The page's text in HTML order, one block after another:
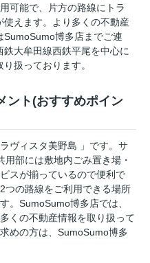
可能で、片方の路線にトラ
使えます。より多くの不動産
博多店までご連
大牟田線西鉄平尾を中心に
扱っております。
ント(おすすめポイン
ヴィスタ美野島 」です。サ
部には敷地内ごみ置き場・
スが揃っているので便利で
つの路線をご利用できる場所
。SumoSumo博多店では、
くの不動産情報を取り扱って
めの方は、SumoSumo博多